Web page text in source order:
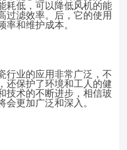
耗低，可以降低风机的能
过滤效率。后，它的使用
率和维护成本。
行业的应用非常广泛，不
还保护了环境和工人的健
技术的不断进步，相信玻
会更加广泛和深入。